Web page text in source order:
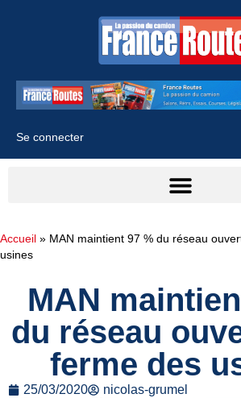
Se connecter
Accueil » MAN maintient 97 % du réseau
usines
MAN
du réseau
ferme des
25/03/2020 nicolas-grumel